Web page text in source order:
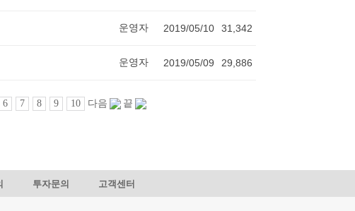
운영자 2019/05/10 31,342
운영자 2019/05/09 29,886
6 7 8 9 10 다음 끝
투자문의 고객센터